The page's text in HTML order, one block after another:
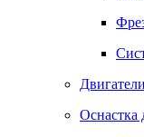
Двигатели
Оснастка